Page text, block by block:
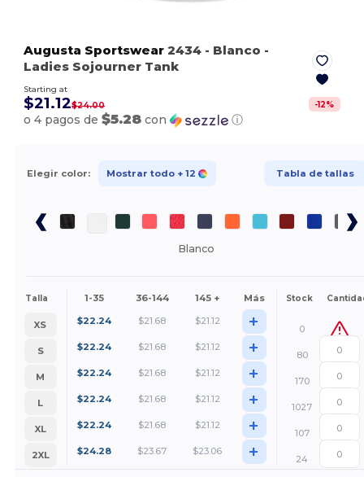
Augusta Sportswear 2434 - Blanco -
Ladies Sojourner Tank
Starting at
$21.12$24.00 -12%
o 4 pagos de$5.28 con ⓘ
Elegir color: Mostrar todo + 12 Tabla de tallas
Blanco
Talla 1-35 36-144 145 + Más Stock
XS $22.24 $21.68 $21.12 +
0
S
$22.24 $21.68 $21.12 +
80
M
$22.24 $21.68 $21.12 +
170
L
$22.24 $21.68 $21.12 +
1027
XL
$22.24 $21.68 $21.12 +
107
2XL
$24.28 $23.67 $23.06 + 24